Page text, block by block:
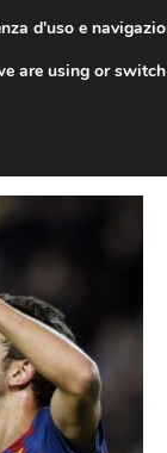
d'uso e
are using or